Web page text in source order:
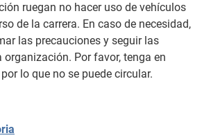
ruegan no hacer uso de vehículos
de la carrera. En caso de necesidad,
las precauciones y seguir las
organización. Por favor, tenga en
lo que no se puede circular.